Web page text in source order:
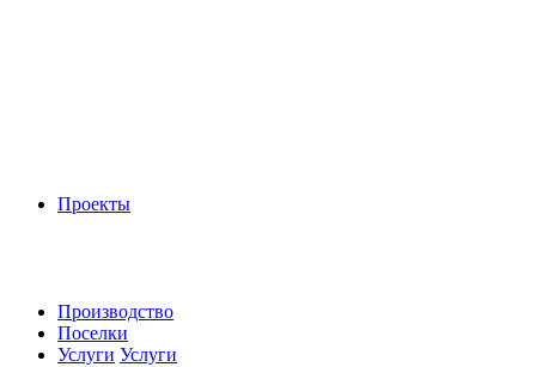
Проекты
Производство
Поселки
Услуги Услуги